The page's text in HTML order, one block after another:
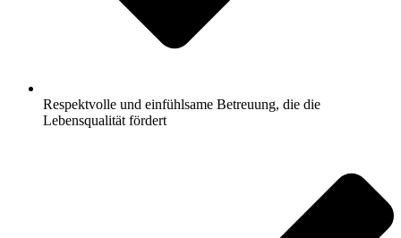
Respektvolle und einfühlsame Betreuung, die die
Lebensqualität fördert